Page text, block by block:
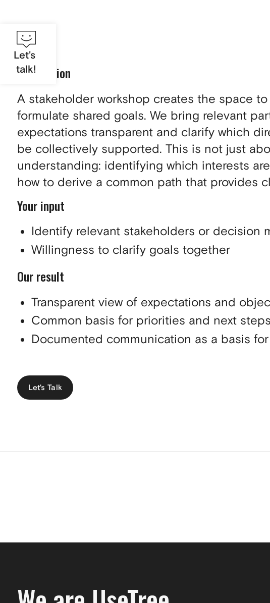
Let's
talk!
Description
A stakeholder workshop creates the space
formulate shared goals. We bring relevant
expectations transparent and clarify which
be collectively supported. This is not just
understanding: identifying which interests
how to derive a common path that provides
Your input
Identify relevant stakeholders or decision
Willingness to clarify goals together
Our result
Transparent view of expectations and
Common basis for priorities and next steps
Documented communication as a basis
Let's Talk